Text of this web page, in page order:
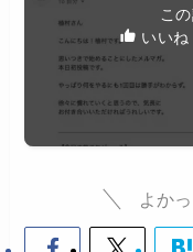
こ
いいね
よか